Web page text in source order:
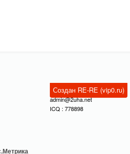
Создан RE-RE (vip0.ru)
admin@2uha.net
ICQ : 778898